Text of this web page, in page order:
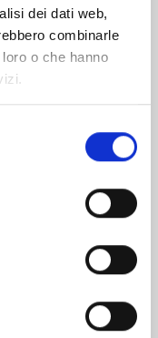
dei dati web,
combinarle
o che hanno